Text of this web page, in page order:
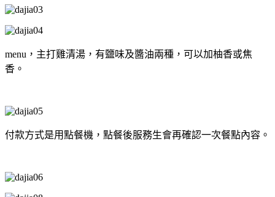
menu，主打雞清湯，有鹽味及醬油兩種，可以加柚香或焦
香。
付款方式是用點餐機，點餐後服務生會再確認一次餐點內容。